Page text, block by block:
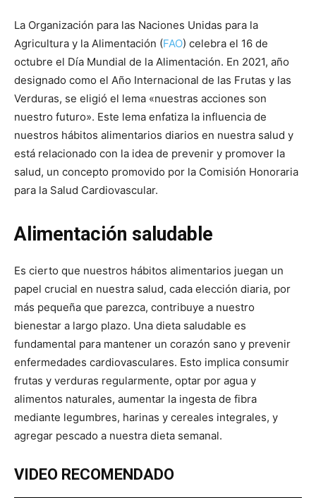
La Organización para las Naciones Unidas para la
Agricultura y la Alimentación (FAO) celebra el 16 de
octubre el Día Mundial de la Alimentación. En 2021, año
designado como el Año Internacional de las Frutas y las
Verduras, se eligió el lema «nuestras acciones son
nuestro futuro». Este lema enfatiza la influencia de
nuestros hábitos alimentarios diarios en nuestra salud y
está relacionado con la idea de prevenir y promover la
salud, un concepto promovido por la Comisión Honoraria
para la Salud Cardiovascular.
Alimentación saludable
Es cierto que nuestros hábitos alimentarios juegan un
papel crucial en nuestra salud, cada elección diaria, por
más pequeña que parezca, contribuye a nuestro
bienestar a largo plazo. Una dieta saludable es
fundamental para mantener un corazón sano y prevenir
enfermedades cardiovasculares. Esto implica consumir
frutas y verduras regularmente, optar por agua y
alimentos naturales, aumentar la ingesta de fibra
mediante legumbres, harinas y cereales integrales, y
agregar pescado a nuestra dieta semanal.
VIDEO RECOMENDADO